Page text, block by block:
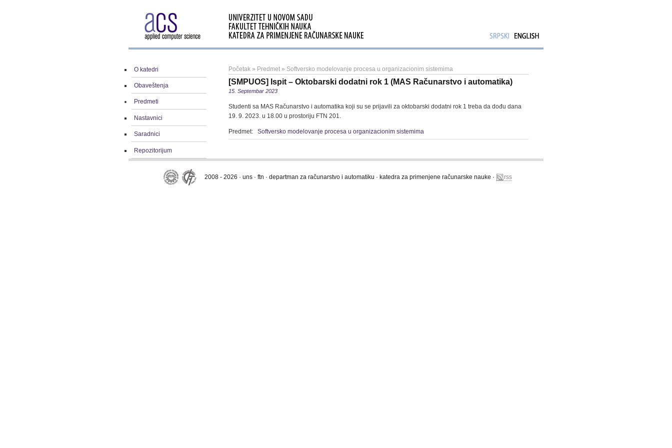
O katedri
Obaveštenja
Predmeti
Nastavnici
Saradnici
Repozitorijum
Početak » Predmet » Softversko modelovanje procesa u organizacionim sistemima
[SMPUOS] Ispit – Oktobarski dodatni rok 1 (MAS Računarstvo i automatika)
15. Septembar 2023
Studenti sa MAS Računarstvo i automatika koji su se prijavili za oktobarski dodatni rok 1 treba da dođu dana
19. 9. 2023. u 18.00 u prostoriju FTN 201.
Predmet: Softversko modelovanje procesa u organizacionim sistemima
2008 - 2026 · uns · ftn · departman za računarstvo i automatiku · katedra za primenjene računarske nauke · rss